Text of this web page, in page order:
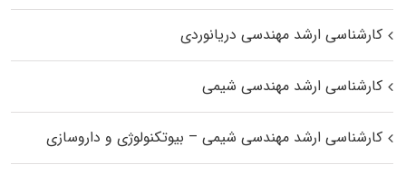
کارشناسی ارشد مهندسی دریانوردی
کارشناسی ارشد مهندسی شیمی
کارشناسی ارشد مهندسی شیمی – بیوتکنولوژی و داروسازی